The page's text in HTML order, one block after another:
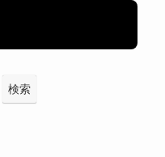
検索